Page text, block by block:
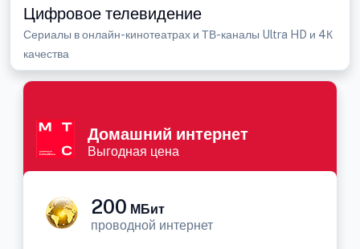
Цифровое телевидение
Сериалы в онлайн-кинотеатрах и ТВ-каналы Ultra HD и 4К
качества
Домашний интернет
Выгодная цена
200 МБит
проводной интернет